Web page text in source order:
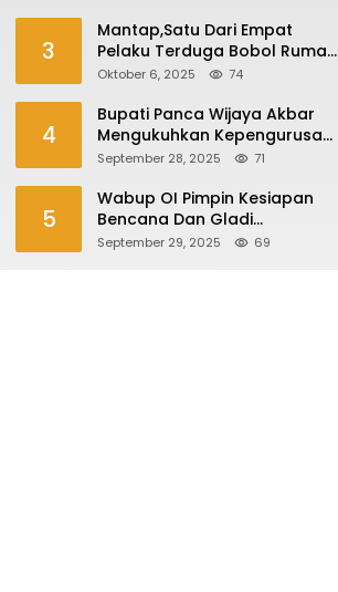
3
Mantap,Satu Dari Empat
Pelaku Terduga Bobol Rumah
Di Plaju Ditangkap
Oktober 6, 2025 74
4
Bupati Panca Wijaya Akbar
Mengukuhkan Kepengurusan
Forum Komunikasi Kepala
Periode 2025-2027
September 28, 2025 71
5
Wabup OI Pimpin Kesiapan
Bencana Dan Gladi
Kesiapsiagaan Bencana Asap
September 29, 2025 69